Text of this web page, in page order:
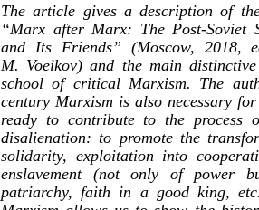
The article gives a description of
“Marx after Marx: The Post-Soviet
and Its Friends” (Moscow, 2018,
M. Voeikov) and the main
school of critical Marxism. The
century Marxism is also necessary
ready to contribute to the process
disalienation: to promote the
solidarity, exploitation into
enslavement (not only of power
patriarchy, faith in a good king,